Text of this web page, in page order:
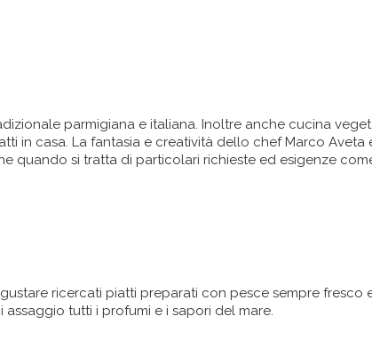
parmigiana e italiana. Inoltre anche cucina
in casa. La fantasia e creatività dello chef Marco
quando si tratta di particolari richieste ed esigenze
ricercati piatti preparati con pesce sempre
tutti i profumi e i sapori del mare.